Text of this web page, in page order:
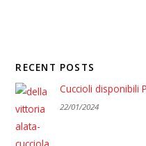
RECENT POSTS
Cuccioli disponibili
22/01/2024